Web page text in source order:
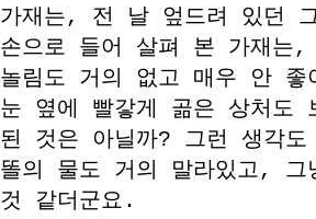
가재는, 전 날 엎드려 있던
손으로 들어 살펴 본 가재는
놀림도 거의 없고 매우 안 좋
눈 옆에 빨갛게 곪은 상처도
된 것은 아닐까? 그런 생각
똘의 물도 거의 말라있고, 그
것 같더군요.